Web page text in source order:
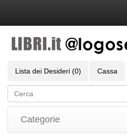
Lista dei Desideri (0) Cassa
Categorie